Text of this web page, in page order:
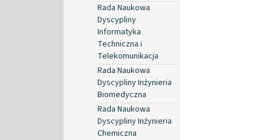
Rada Naukowa
Dyscypliny
Informatyka
Techniczna i
Telekomunikacja
Rada Naukowa
Dyscypliny Inżynieria
Biomedyczna
Rada Naukowa
Dyscypliny Inżynieria
Chemiczna